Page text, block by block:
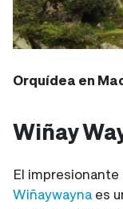
Orquídea en
Wiñay
El
Wiñaywayna es